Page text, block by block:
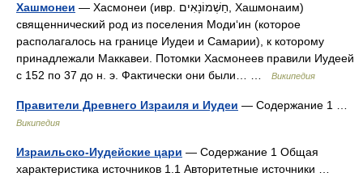
Хашмонеи — Хасмонеи (ивр. חַשְׁמוֹנָאִים‎, Хашмонаим)
священнический род из поселения Моди‘ин (которое
располагалось на границе Иудеи и Самарии), к которому
принадлежали Маккавеи. Потомки Хасмонеев правили Иудеей
с 152 по 37 до н. э. Фактически они были… …
Википедия
Правители Древнего Израиля и Иудеи — Содержание 1 …
Википедия
Израильско-Иудейские цари — Содержание 1 Общая
характеристика источников 1.1 Авторитетные источники …